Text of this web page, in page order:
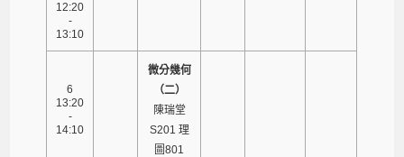
12:20
-
13:10
6
13:20
-
14:10
微分幾何
（二）
陳瑞堂
S201 理
圖801